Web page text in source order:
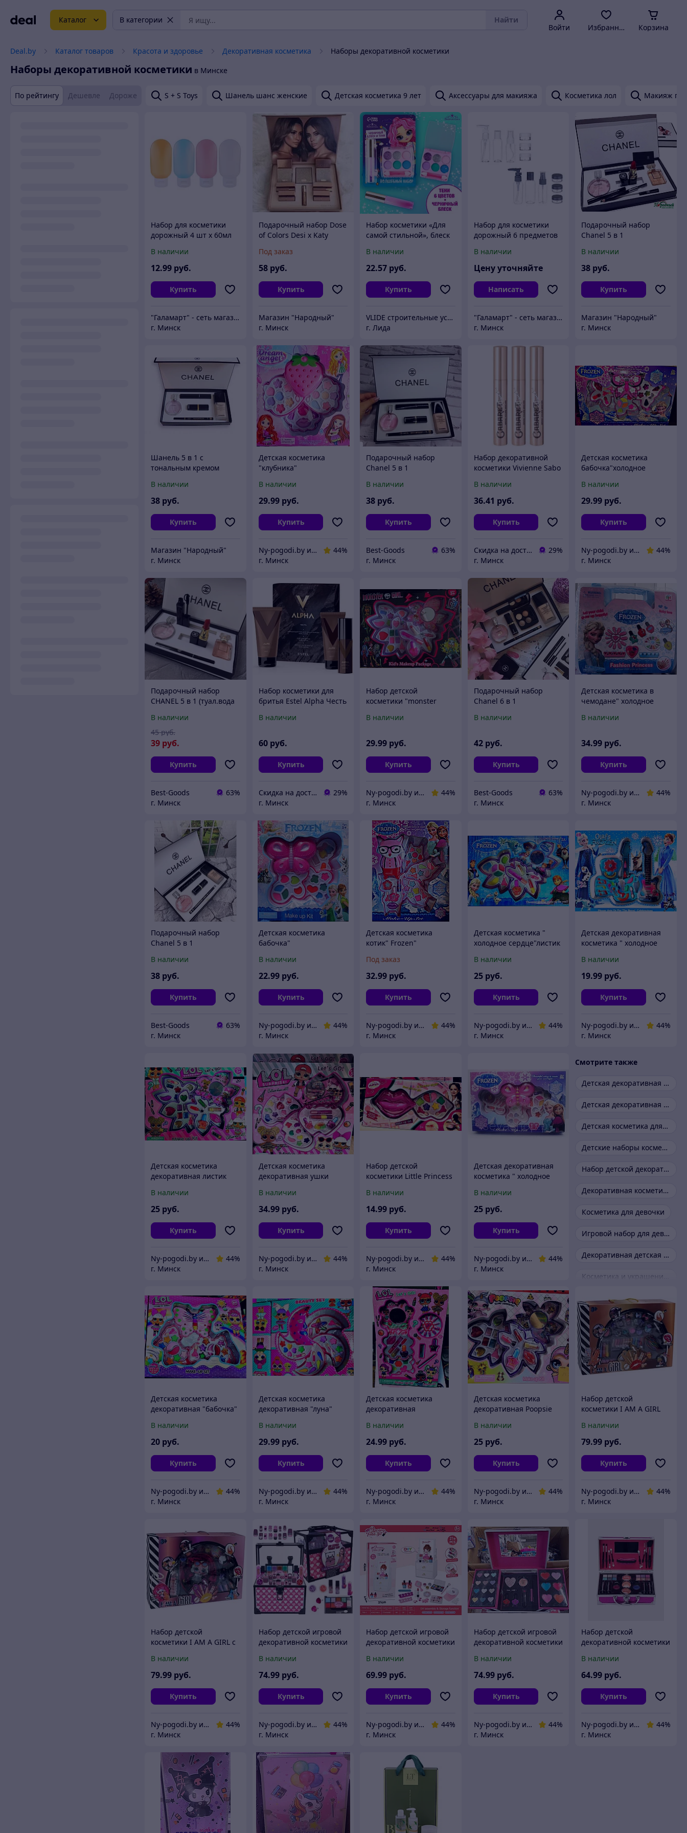
Каталог В категории Найти
Войти Избранное Корзина
Deal.by Каталог товаров Красота и здоровье Декоративная косметика Наборы декоративной косметики
Наборы декоративной косметики в Минске
По рейтингу Дешевле Дороже S + S Toys Шанель шанс женские Детская косметика 9 лет Аксессуары для макияжа Косметика лол Макияж губ
Набор для косметики
дорожный 4 шт x 60мл
В наличии
12.99 руб.
Купить
"Галамарт" - сеть магазинов постоянных распродаж
г. Минск
Подарочный набор Dose
of Colors Desi x Katy
Под заказ
58 руб.
Купить
Магазин "Народный"
г. Минск
Набор косметики «Для
самой стильной», блеск
черника
В наличии
22.57 руб.
Купить
VLIDE cтроительные услуги и товары для дома (оптом и в розницу)
г. Лида
Набор для косметики
дорожный 6 предметов
шт 10гр) тм ЮНИLOOK,
пластик, 2 цв.
В наличии
Цену уточняйте
Написать
"Галамарт" - сеть магазинов постоянных распродаж
г. Минск
Подарочный набор
Chanel 5 в 1
В наличии
38 руб.
Купить
Магазин "Народный"
г. Минск
Шанель 5 в 1 с
тональным кремом
В наличии
38 руб.
Купить
Магазин "Народный"
г. Минск
Детская косметика
"клубника"
В наличии
29.99 руб.
Купить
Ny-pogodi.by интернет магазин "Ну, погоди бай"
44%
г. Минск
Подарочный набор
Chanel 5 в 1
В наличии
38 руб.
Купить
Best-Goods
63%
г. Минск
Набор декоративной
косметики Vivienne Sabo
тон 01
В наличии
36.41 руб.
Купить
Скидка на доставку 21 векбай
29%
г. Минск
Детская косметика
бабочка"холодное
В наличии
29.99 руб.
Купить
Ny-pogodi.by интернет магазин "Ну, погоди бай"
44%
г. Минск
Подарочный набор
CHANEL 5 в 1 (туал.вода
mademoiselle. тушь,
помада, карандаш)
В наличии
39 руб.
45 руб.
Купить
Best-Goods
63%
г. Минск
Набор косметики для
бритья Estel Alpha Честь
В наличии
60 руб.
Купить
Скидка на доставку 21 векбай
29%
г. Минск
Набор детской
косметики "monster
В наличии
29.99 руб.
Купить
Ny-pogodi.by интернет магазин "Ну, погоди бай"
44%
г. Минск
Подарочный набор
Chanel 6 в 1
В наличии
42 руб.
Купить
Best-Goods
63%
г. Минск
Детская косметика в
чемодане" холодное
В наличии
34.99 руб.
Купить
Ny-pogodi.by интернет магазин "Ну, погоди бай"
44%
г. Минск
Подарочный набор
Chanel 5 в 1
В наличии
38 руб.
Купить
Best-Goods
63%
г. Минск
Детская косметика
бабочка"
В наличии
22.99 руб.
Купить
Ny-pogodi.by интернет магазин "Ну, погоди бай"
44%
г. Минск
Детская косметика
котик" Frozen"
Под заказ
32.99 руб.
Купить
Ny-pogodi.by интернет магазин "Ну, погоди бай"
44%
г. Минск
Детская косметика "
холодное сердце"листик
В наличии
25 руб.
Купить
Ny-pogodi.by интернет магазин "Ну, погоди бай"
44%
г. Минск
Детская декоративная
косметика " холодное
В наличии
19.99 руб.
Купить
Ny-pogodi.by интернет магазин "Ну, погоди бай"
44%
г. Минск
Детская косметика
декоративная листик
В наличии
25 руб.
Купить
Ny-pogodi.by интернет магазин "Ну, погоди бай"
44%
г. Минск
Детская косметика
декоративная ушки
В наличии
34.99 руб.
Купить
Ny-pogodi.by интернет магазин "Ну, погоди бай"
44%
г. Минск
Набор детской
косметики Little Princess
В наличии
14.99 руб.
Купить
Ny-pogodi.by интернет магазин "Ну, погоди бай"
44%
г. Минск
Детская декоративная
косметика " холодное
В наличии
25 руб.
Купить
Ny-pogodi.by интернет магазин "Ну, погоди бай"
44%
г. Минск
Смотрите также
Детская декоративная косметика
Детская декоративная косметика для девочек
Детская косметика для девочек
Детские наборы косметики
Набор детской декоративной косметики
Декоративная косметика для девочек
Косметика для девочки
Игровой набор для девочки
Декоративная детская косметика и аксессуары
Детская косметика
декоративная "бабочка"
В наличии
20 руб.
Купить
Ny-pogodi.by интернет магазин "Ну, погоди бай"
44%
г. Минск
Детская косметика
декоративная "луна"
В наличии
29.99 руб.
Купить
Ny-pogodi.by интернет магазин "Ну, погоди бай"
44%
г. Минск
Детская косметика
декоративная
В наличии
24.99 руб.
Купить
Ny-pogodi.by интернет магазин "Ну, погоди бай"
44%
г. Минск
Детская косметика
декоративная Poopsie
В наличии
25 руб.
Купить
Ny-pogodi.by интернет магазин "Ну, погоди бай"
44%
г. Минск
Набор детской
косметики I AM A GIRL
В наличии
79.99 руб.
Купить
Ny-pogodi.by интернет магазин "Ну, погоди бай"
44%
г. Минск
Набор детской
косметики I AM A GIRL с
предметов
В наличии
79.99 руб.
Купить
Ny-pogodi.by интернет магазин "Ну, погоди бай"
44%
г. Минск
Набор детской игровой
декоративной косметики
девочек / набор
косметики Код: 22767
В наличии
74.99 руб.
Купить
Ny-pogodi.by интернет магазин "Ну, погоди бай"
44%
г. Минск
Набор детской игровой
декоративной косметики
девочки с подсветкой
В наличии
69.99 руб.
Купить
Ny-pogodi.by интернет магазин "Ну, погоди бай"
44%
г. Минск
Набор детской игровой
декоративной косметики
набор косметики mz-777
В наличии
74.99 руб.
Купить
Ny-pogodi.by интернет магазин "Ну, погоди бай"
44%
г. Минск
Набор детской
декоративной косметики
предмета
В наличии
64.99 руб.
Купить
Ny-pogodi.by интернет магазин "Ну, погоди бай"
44%
г. Минск